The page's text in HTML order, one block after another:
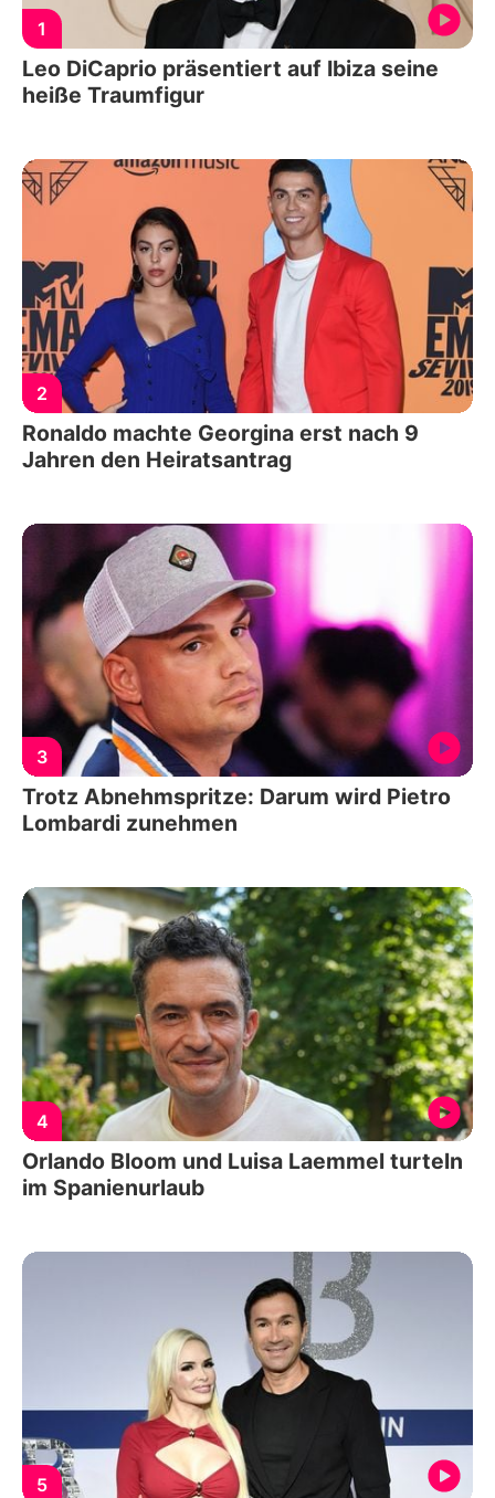
1
Leo DiCaprio präsentiert auf Ibiza seine
heiße Traumfigur
2
Ronaldo machte Georgina erst nach 9
Jahren den Heiratsantrag
3
Trotz Abnehmspritze: Darum wird Pietro
Lombardi zunehmen
4
Orlando Bloom und Luisa Laemmel turteln
im Spanienurlaub
5